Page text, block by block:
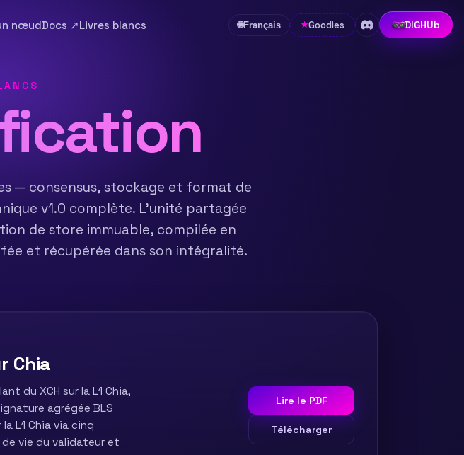
nœudDocs ↗Livres blancs 🌐Français ★Goodies DIGHUb
— consensus, stockage et format de
v1.0 complète. L'unité partagée
de store immuable, compilée en
et récupérée dans son intégralité.
Chia
du XCH sur la L1 Chia,
agrégée BLS
L1 Chia via cinq
de vie du validateur et
Lire le PDF
Télécharger